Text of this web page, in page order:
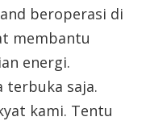
beroperasi di
membantu
energi.
terbuka saja.
kami. Tentu